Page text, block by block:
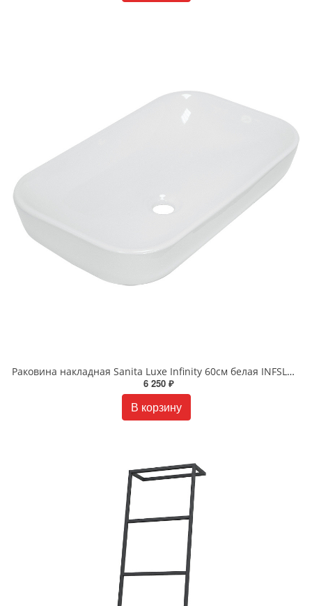
Раковина накладная Sanita Luxe Infinity 60см белая INFSLWB01
6 250 ₽
В корзину